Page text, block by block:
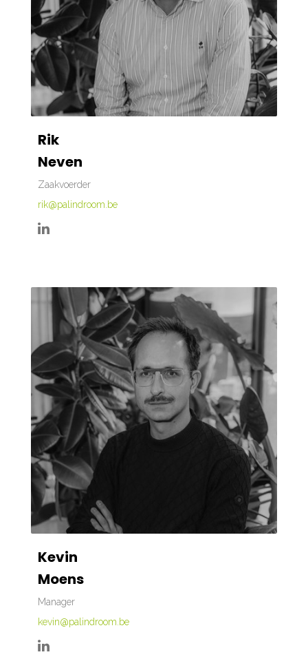
Rik
Neven
Zaakvoerder
rik@palindroom.be
Kevin
Moens
Manager
kevin@palindroom.be